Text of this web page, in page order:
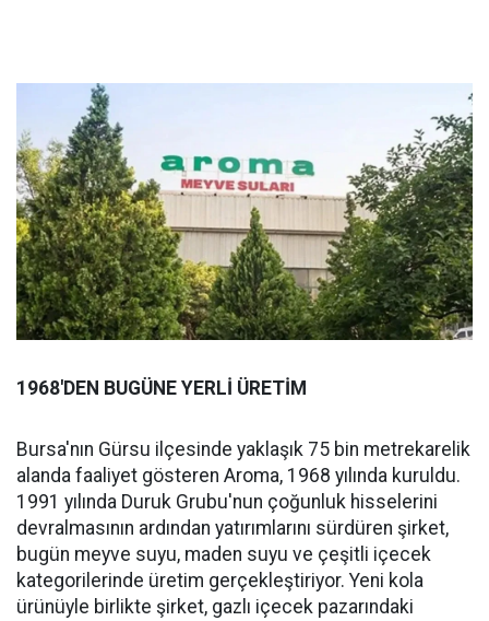
1968'DEN BUGÜNE YERLİ ÜRETİM
Bursa'nın Gürsu ilçesinde yaklaşık 75 bin metrekarelik
alanda faaliyet gösteren Aroma, 1968 yılında kuruldu.
1991 yılında Duruk Grubu'nun çoğunluk hisselerini
devralmasının ardından yatırımlarını sürdüren şirket,
bugün meyve suyu, maden suyu ve çeşitli içecek
kategorilerinde üretim gerçekleştiriyor. Yeni kola
ürünüyle birlikte şirket, gazlı içecek pazarındaki